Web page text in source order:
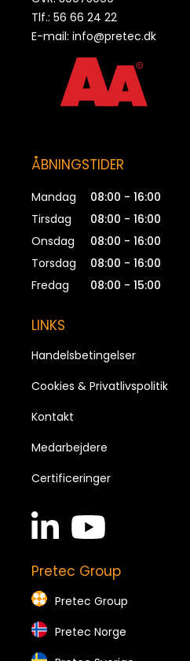
Tlf.: 56 66 24 22
E-mail: info@pretec.dk
ÅBNINGSTIDER
Mandag
08:00 - 16:00
Tirsdag
08:00 - 16:00
Onsdag
08:00 - 16:00
Torsdag
08:00 - 16:00
Fredag
08:00 - 15:00
LINKS
Handelsbetingelser
Cookies & Privatlivspolitik
Kontakt
Medarbejdere
Certificeringer
linkedin
in
Pretec Group
Pretec Group
Pretec Norge